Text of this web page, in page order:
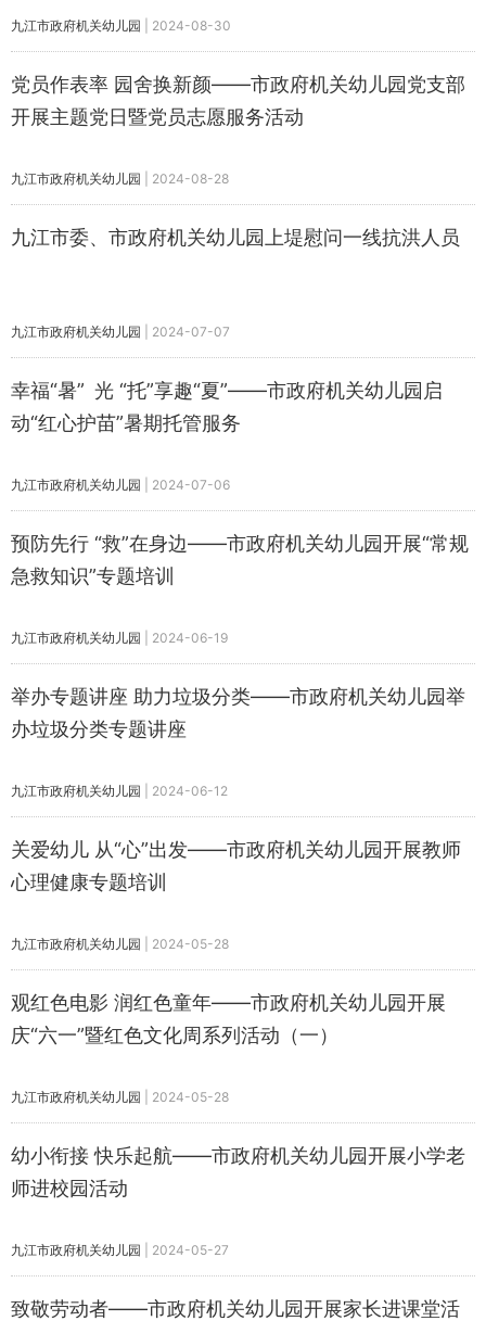
九江市政府机关幼儿园 2024-08-30
党员作表率 园舍换新颜——市政府机关幼儿园党支部
开展主题党日暨党员志愿服务活动
九江市政府机关幼儿园 2024-08-28
九江市委、市政府机关幼儿园上堤慰问一线抗洪人员
九江市政府机关幼儿园 2024-07-07
幸福“暑” 光 “托”享趣“夏”——市政府机关幼儿园启
动“红心护苗”暑期托管服务
九江市政府机关幼儿园 2024-07-06
预防先行 “救”在身边——市政府机关幼儿园开展“常规
急救知识”专题培训
九江市政府机关幼儿园 2024-06-19
举办专题讲座 助力垃圾分类——市政府机关幼儿园举
办垃圾分类专题讲座
九江市政府机关幼儿园 2024-06-12
关爱幼儿 从“心”出发——市政府机关幼儿园开展教师
心理健康专题培训
九江市政府机关幼儿园 2024-05-28
观红色电影 润红色童年——市政府机关幼儿园开展
庆“六一”暨红色文化周系列活动（一）
九江市政府机关幼儿园 2024-05-28
幼小衔接 快乐起航——市政府机关幼儿园开展小学老
师进校园活动
九江市政府机关幼儿园 2024-05-27
致敬劳动者——市政府机关幼儿园开展家长进课堂活